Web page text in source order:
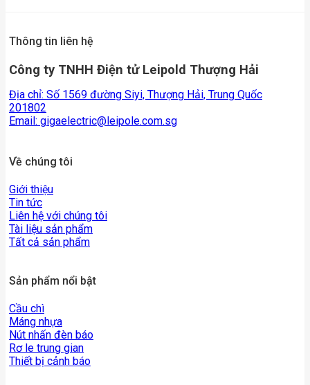
Thông tin liên hệ
Công ty TNHH Điện tử Leipold Thượng Hải
Địa chỉ: Số 1569 đường Siyi, Thượng Hải, Trung Quốc
201802
Email: gigaelectric@leipole.com.sg
Về chúng tôi
Giới thiệu
Tin tức
Liên hệ với chúng tôi
Tài liệu sản phẩm
Tất cả sản phẩm
Sản phẩm nổi bật
Cầu chì
Máng nhựa
Nút nhấn đèn báo
Rơ le trung gian
Thiết bị cảnh báo